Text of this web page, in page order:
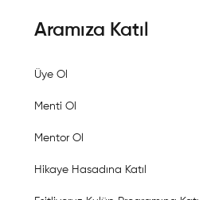
Aramıza Katıl
Üye Ol
Menti Ol
Mentor Ol
Hikaye Hasadına Katıl